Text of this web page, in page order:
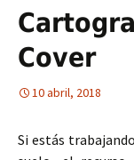
Cover
10 abril, 2018
Si estás